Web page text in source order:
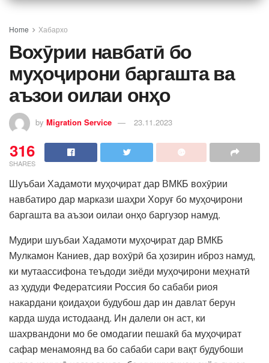
Home Хабархо
Вохӯрии навбатӣ бо
муҳоҷирони баргашта ва
аъзои оилаи онҳо
by Migration Service 23.11.2023
316
SHARES
Шуъбаи Хадамоти муҳоҷират дар ВМКБ вохӯрии
навбатиро дар маркази шаҳри Хоруғ бо муҳоҷирони
баргашта ва аъзои оилаи онҳо баргузор намуд.
Мудири шуъбаи Хадамоти муҳоҷират дар ВМКБ
Мулкамон Каниев, дар вохӯрӣ ба ҳозирин иброз намуд,
ки мутаассифона теъдоди зиёди муҳоҷирони меҳнатӣ
аз ҳудуди Федератсияи Россия бо сабаби риоя
накардани қоидаҳои будубош дар ин давлат берун
карда шуда истодаанд. Ин далели он аст, ки
шахрвандони мо бе омодагии пешакӣ ба муҳоҷират
сафар менамоянд ва бо сабаби сари вақт будубоши